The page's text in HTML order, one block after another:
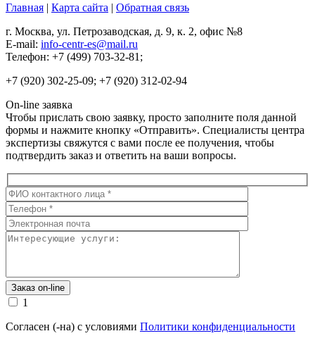
Главная | Карта сайта | Обратная связь
г. Москва, ул. Петрозаводская, д. 9, к. 2, офис №8
E-mail: info-centr-es@mail.ru
Телефон: +7 (499) 703-32-81;
+7 (920) 302-25-09; +7 (920) 312-02-94
On-line заявка
Чтобы прислать свою заявку, просто заполните поля данной
формы и нажмите кнопку «Отправить». Специалисты центра
экспертизы свяжутся с вами после ее получения, чтобы
подтвердить заказ и ответить на ваши вопросы.
1
Согласен (-на) с условиями Политики конфиденциальности